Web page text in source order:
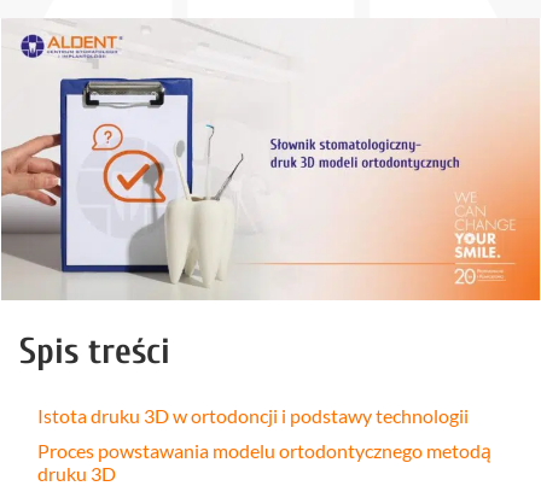
Spis treści
Istota druku 3D w ortodoncji i podstawy technologii
Proces powstawania modelu ortodontycznego metodą
druku 3D